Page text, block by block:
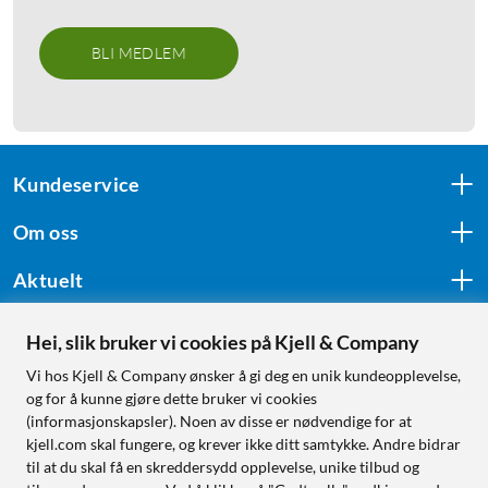
BLI MEDLEM
Kundeservice
Om oss
Aktuelt
Følg oss
Handle fra:
Hei, slik bruker vi cookies på Kjell & Company
Vi hos Kjell & Company ønsker å gi deg en unik kundeopplevelse,
og for å kunne gjøre dette bruker vi cookies
(informasjonskapsler). Noen av disse er nødvendige for at
kjell.com skal fungere, og krever ikke ditt samtykke. Andre bidrar
til at du skal få en skreddersydd opplevelse, unike tilbud og